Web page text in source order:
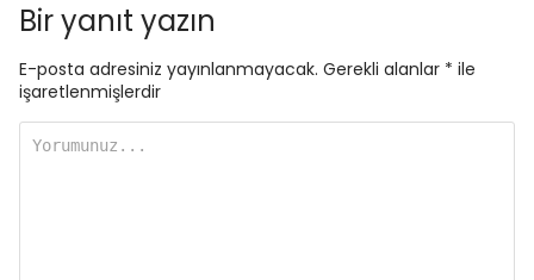
Bir yanıt yazın
E-posta adresiniz yayınlanmayacak. Gerekli alanlar * ile
işaretlenmişlerdir